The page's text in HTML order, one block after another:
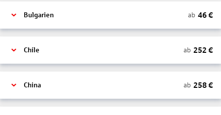
Bulgarien ab 46€
Chile ab 252 €
China ab 258€